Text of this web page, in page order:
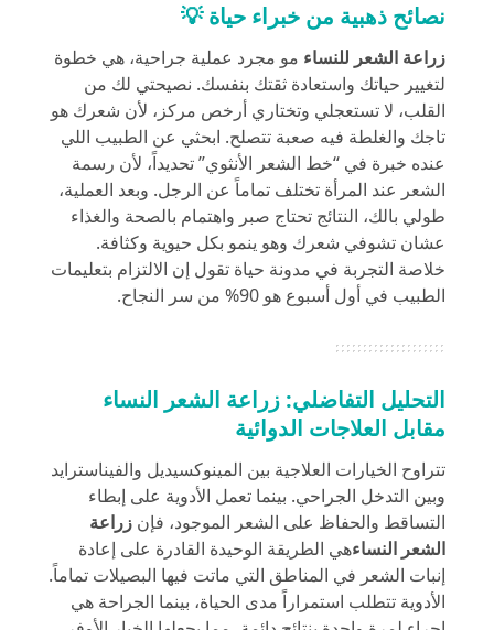
نصائح ذهبية من خبراء حياة 💡
زراعة الشعر للنساء مو مجرد عملية جراحية، هي خطوة
لتغيير حياتك واستعادة ثقتك بنفسك. نصيحتي لك من
القلب، لا تستعجلي وتختاري أرخص مركز، لأن شعرك هو
تاجك والغلطة فيه صعبة تتصلح. ابحثي عن الطبيب اللي
عنده خبرة في “خط الشعر الأنثوي” تحديداً، لأن رسمة
الشعر عند المرأة تختلف تماماً عن الرجل. وبعد العملية،
طولي بالك، النتائج تحتاج صبر واهتمام بالصحة والغذاء
عشان تشوفي شعرك وهو ينمو بكل حيوية وكثافة.
خلاصة التجربة في مدونة حياة تقول إن الالتزام بتعليمات
الطبيب في أول أسبوع هو 90% من سر النجاح.
التحليل التفاضلي: زراعة الشعر النساء
مقابل العلاجات الدوائية
تتراوح الخيارات العلاجية بين المينوكسيديل والفيناسترايد
وبين التدخل الجراحي. بينما تعمل الأدوية على إبطاء
التساقط والحفاظ على الشعر الموجود، فإن زراعة
الشعر النساءهي الطريقة الوحيدة القادرة على إعادة
إنبات الشعر في المناطق التي ماتت فيها البصيلات تماماً.
الأدوية تتطلب استمراراً مدى الحياة، بينما الجراحة هي